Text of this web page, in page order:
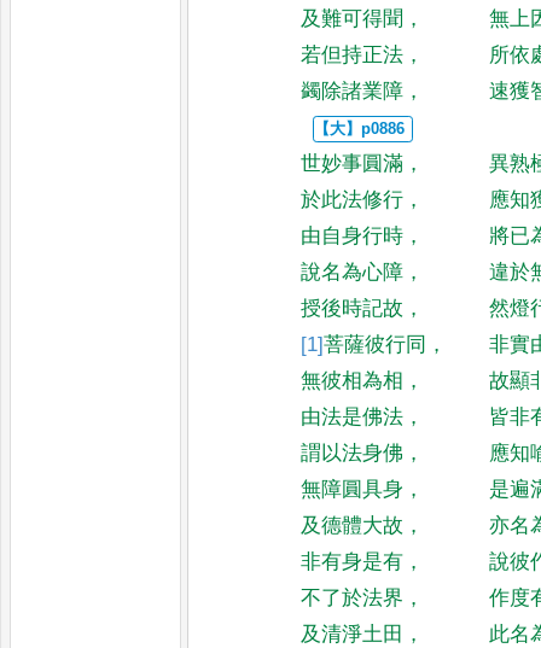
及難可得聞 ，
無上
若但持正法 ，
所依
蠲除諸業障 ， 速獲
世妙事圓滿 ，
異熟
於此法修行 ，
應知
由自身行時 ，
將已
說名為心障 ，
違於
授後時記故 ，
然燈
[1]菩薩彼行同 ，
非實
無彼相為相 ，
故顯
由法是佛法 ，
皆非
謂以法身佛 ，
應知
無障圓具身 ，
是遍
及德體大故 ，
亦名
非有身是有 ，
說彼
不了於法界 ，
作度
及清淨土田 ，
此名